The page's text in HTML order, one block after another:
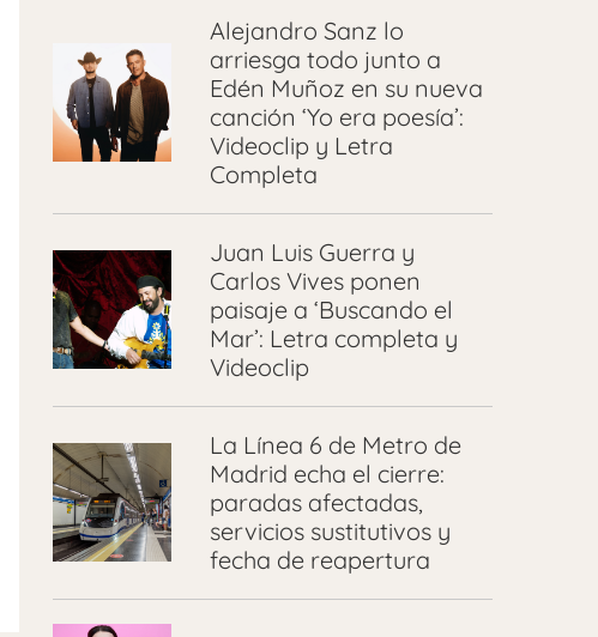
Alejandro Sanz lo
arriesga todo junto a
Edén Muñoz en su nueva
canción ‘Yo era poesía’:
Videoclip y Letra
Completa
Juan Luis Guerra y
Carlos Vives ponen
paisaje a ‘Buscando el
Mar’: Letra completa y
Videoclip
La Línea 6 de Metro de
Madrid echa el cierre:
paradas afectadas,
servicios sustitutivos y
fecha de reapertura